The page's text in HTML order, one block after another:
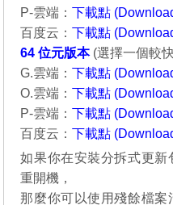
P-雲端：下載點
百度云：下載點
64 位元版本(選擇一個較
G.雲端：下載點
O.雲端：下載點
P-雲端：下載點
百度云：下載點
如果你在安裝分拆式更
重開機，
那麼你可以使用殘餘檔